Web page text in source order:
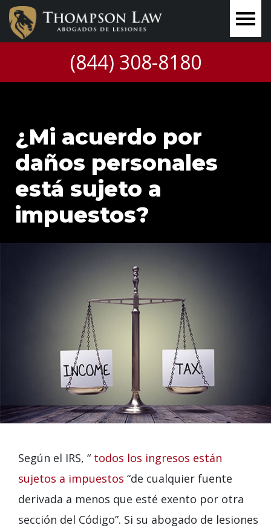
(844) 308-8180
¿Mi acuerdo por
daños personales
está sujeto a
impuestos?
Según el IRS, “ todos los ingresos están
sujetos a impuestos “de cualquier fuente
derivada a menos que esté exento por otra
sección del Código”. Si su abogado de lesiones